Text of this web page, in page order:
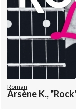
Roman
Arsène K.,